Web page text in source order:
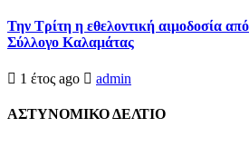
Την Τρίτη η εθελοντική αιμοδοσία
Σύλλογο Καλαμάτας
1 έτος ago admin
ΑΣΤΥΝΟΜΙΚΟ ΔΕΛΤΙΟ